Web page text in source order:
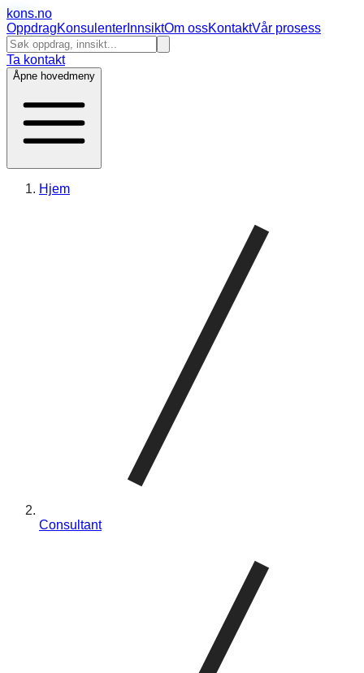
kons.no
OppdragKonsulenter InnsiktOm ossKontaktVår prosess
Ta kontakt
Åpne hovedmeny
Hjem
Consultant